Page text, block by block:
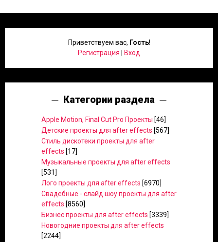
Приветствуем вас, Гость!
Регистрация
Вход
Категории раздела
Apple Motion, Final Cut Pro Проекты [46]
Детские проекты для after effects [567]
Стиль дискотеки проекты для after
effects [17]
Музыкальные проекты для after effects
[531]
Лого проекты для after effects [6970]
Свадебные - слайд шоу проекты для after
effects [8560]
Бизнес проекты для after effects [3339]
Новогодние проекты для after effects
[2244]